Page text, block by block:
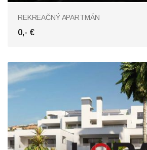
Fuengirola
REKREAČNÝ APARTMÁN
0,- €